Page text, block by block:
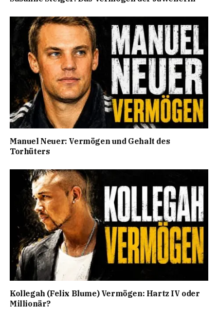
Manuel Neuer: Vermögen und Gehalt des
Torhüters
Kollegah (Felix Blume) Vermögen: Hartz IV oder
Millionär?